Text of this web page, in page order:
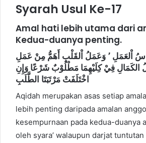
Syarah Usul Ke-17
Amal hati lebih utama dari
Kedua-duanya penting.
اْلعَمَلِ ٬ وَعَمَلُ اْلقَلْبِ أَهَمُّ مِنْ عَمَلِ
الكَمَالِ فِيْ كِلَيْهِمَا مَطْلُوْبٌ شَرْعًا وَإِنِ
Aqidah merupakan asas setiap
lebih penting daripada amalan
kesempurnaan pada kedua-duanya
oleh syara’ walaupun darjat